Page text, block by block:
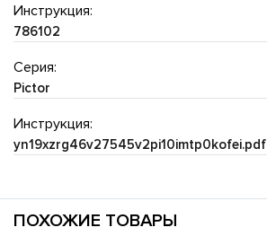
Инструкция:
786102
Серия:
Pictor
Инструкция:
yn19xzrg46v27545v2pi10imtp0kofei.pdf
ПОХОЖИЕ ТОВАРЫ